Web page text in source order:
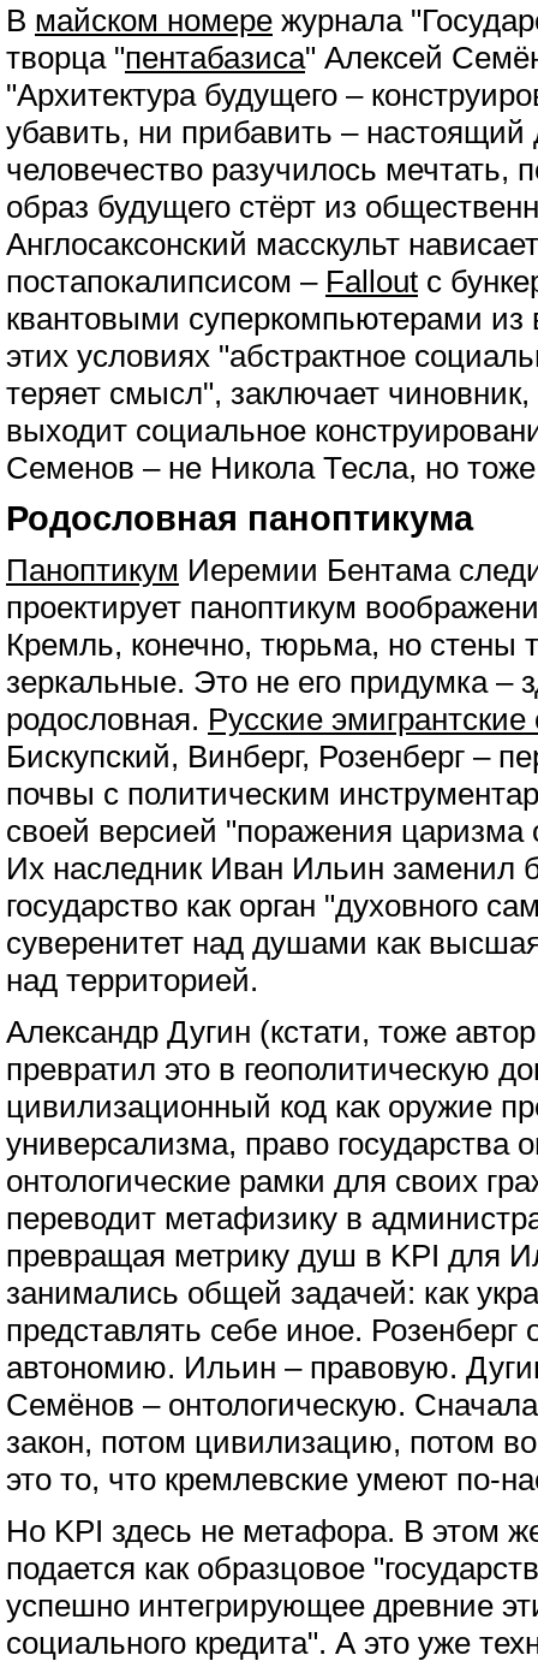
В майском номере журнала
творца "пентабазиса" Алексей
"Архитектура будущего –
убавить, ни прибавить – настоящий
человечество разучилось мечтать,
образ будущего стёрт из
Англосаксонский масскульт
постапокалипсисом – Fallout с
квантовыми суперкомпьютерами
этих условиях "абстрактное
теряет смысл", заключает
выходит социальное
Семенов – не Никола Тесла, но тоже
Родословная паноптикума
Паноптикум Иеремии Бентама
проектирует паноптикум
Кремль, конечно, тюрьма, но стены
зеркальные. Это не его придумка –
родословная. Русские эмигрантские
Бискупский, Винберг, Розенберг –
почвы с политическим
своей версией "поражения
Их наследник Иван Ильин заменил
государство как орган "духовного
суверенитет над душами как
над территорией.
Александр Дугин (кстати, тоже
превратил это в геополитическую
цивилизационный код как оружие
универсализма, право государства
онтологические рамки для своих
переводит метафизику в
превращая метрику душ в KPI для
занимались общей задачей: как
представлять себе иное. Розенберг
автономию. Ильин – правовую.
Семёнов – онтологическую.
закон, потом цивилизацию, потом
это то, что кремлевские умеют по-
Но KPI здесь не метафора. В этом
подается как образцовое
успешно интегрирующее древние
социального кредита". А это уже